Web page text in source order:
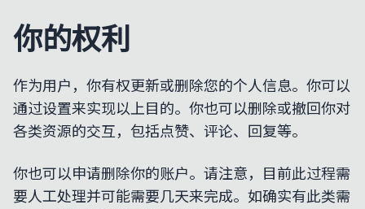
你的权利
作为用户，你有权更新或删除您的个人信息。你可以
通过设置来实现以上目的。你也可以删除或撤回你对
各类资源的交互，包括点赞、评论、回复等。
你也可以申请删除你的账户。请注意，目前此过程需
要人工处理并可能需要几天来完成。如确实有此类需